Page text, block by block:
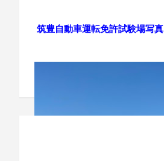
筑豊自動車運転免許試験場写真